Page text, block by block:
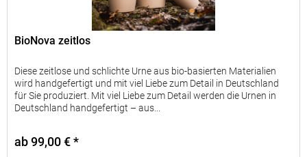
BioNova zeitlos
Diese zeitlose und schlichte Urne aus bio-basierten Materialien
wird handgefertigt und mit viel Liebe zum Detail in Deutschland
für Sie produziert. Mit viel Liebe zum Detail werden die Urnen in
Deutschland handgefertigt – aus...
ab 99,00 € *